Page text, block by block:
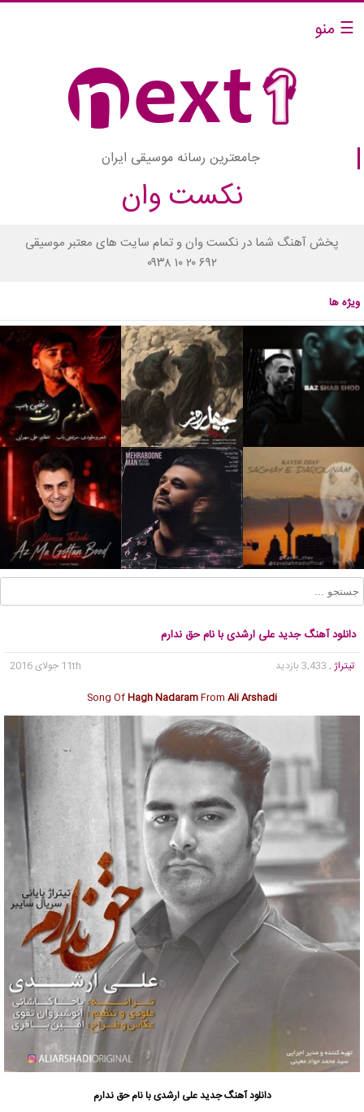
☰ منو
جامعترین رسانه موسیقی ایران
نکست وان
پخش آهنگ شما در نکست وان و تمام سایت های معتبر موسیقی
۰۹۳۸ ۱۰ ۲۰ ۶۹۲
ویژه ها
دانلود آهنگ جدید علی ارشدی با نام حق ندارم
تیتراژ , 3,433 بازدید
11th جولای 2016
Song OfHagh NadaramFrom Ali Arshadi
دانلود آهنگ جدیدعلی ارشدیبا نام حق ندارم